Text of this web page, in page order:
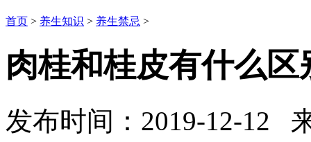
首页 > 养生知识 > 养生禁忌 >
肉桂和桂皮有什么
发布时间：2019-12-12